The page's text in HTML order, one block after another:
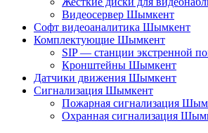
Видеосервер Шымкент
Софт видеоаналитика Шымкент
Комплектующие Шымкент
SIP — станции экстренной
Кронштейны Шымкент
Датчики движения Шымкент
Сигнализация Шымкент
Пожарная сигнализация
Охранная сигнализация